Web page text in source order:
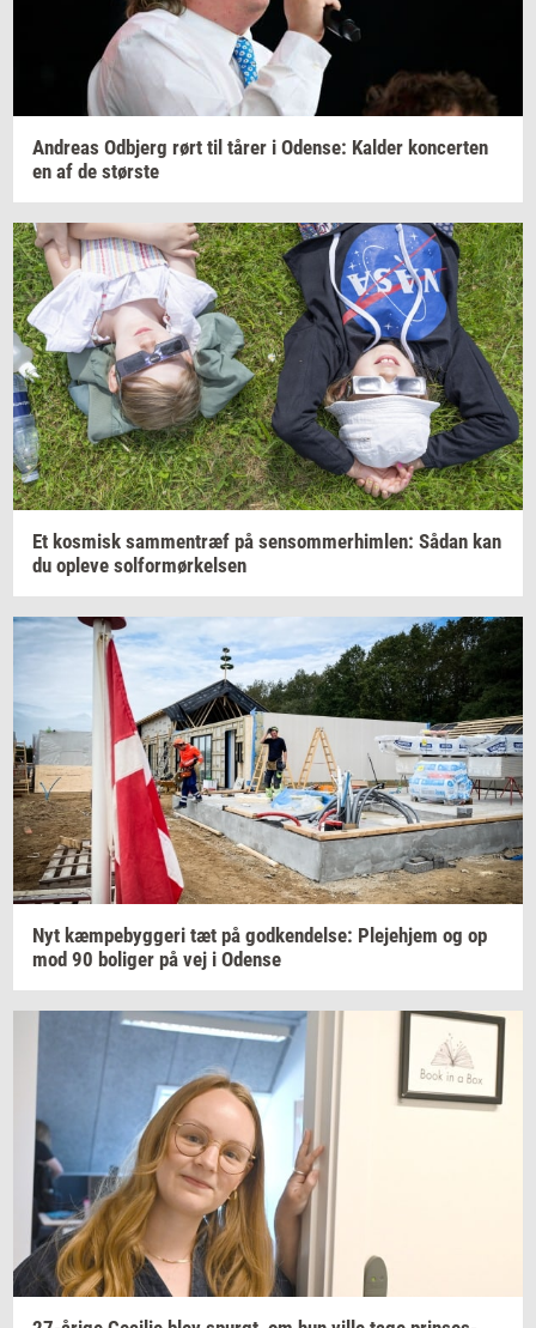
An­dreas Od­b­jerg rørt til tårer i Oden­se: Kal­der kon­cer­ten
en af de stør­ste
Et kos­misk sam­men­træf på sen­som­mer­him­len: Sådan kan
du op­le­ve sol­for­mør­kel­sen
Nyt kæm­pe­byg­ge­ri tæt på god­ken­del­se: Ple­je­hjem og op
mod 90 bo­li­ger på vej i Oden­se